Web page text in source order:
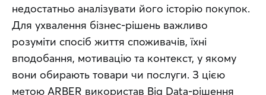
недостатньо аналізувати його історію покупок.
Для ухвалення бізнес-рішень важливо
розуміти спосіб життя споживачів, їхні
вподобання, мотивацію та контекст, у якому
вони обирають товари чи послуги. З цією
метою ARBER використав Big Data-рішення